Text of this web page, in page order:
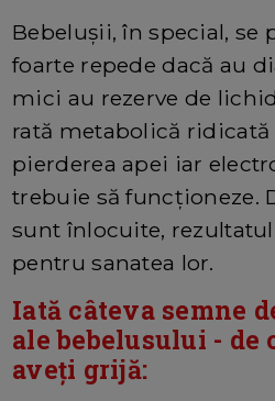
Bebelușii, în special, se
foarte repede dacă au
mici au rezerve de
rată metabolică ridicată
pierderea apei iar
trebuie să funcționeze.
sunt înlocuite,
pentru sanatea lor.
Iată câteva semne
ale bebelusului - de
aveți grijă: